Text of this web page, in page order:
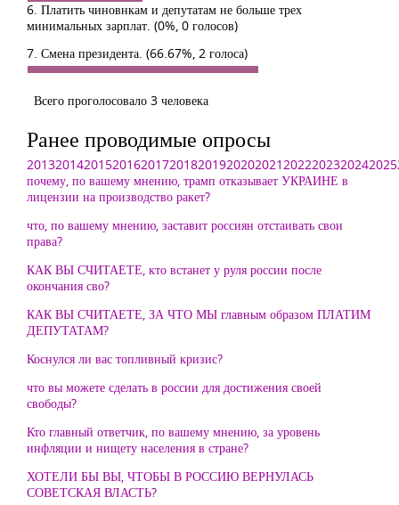
6. Платить чиновнкам и депутатам не больше трех
минимальных зарплат. (0%, 0 голосов)
7. Смена президента. (66.67%, 2 голоса)
Всего проголосовало 3 человека
Ранее проводимые опросы
2013201420152016201720182019202020212022202320242025
почему, по вашему мнению, трамп отказывает УКРАИНЕ в
лицензии на производство ракет?
что, по вашему мнению, заставит россиян отстаивать свои
права?
КАК ВЫ СЧИТАЕТЕ, кто встанет у руля россии после
окончания сво?
КАК ВЫ СЧИТАЕТЕ, ЗА ЧТО МЫ главным образом ПЛАТИМ
ДЕПУТАТАМ?
Коснулся ли вас топливный кризис?
что вы можете сделать в россии для достижения своей
свободы?
Кто главный ответчик, по вашему мнению, за уровень
инфляции и нищету населения в стране?
ХОТЕЛИ БЫ ВЫ, ЧТОБЫ В РОССИЮ ВЕРНУЛАСЬ
СОВЕТСКАЯ ВЛАСТЬ?